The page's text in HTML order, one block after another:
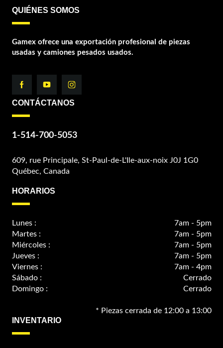
QUIÉNES SOMOS
Gamex ofrece una exportación profesional de piezas
usadas y camiones pesados usados.
CONTÁCTANOS
1-514-700-5053
609, rue Principale, St-Paul-de-L'Ile-aux-noix J0J 1G0
Québec, Canada
HORARIOS
Lunes :
7am - 5pm
Martes :
7am - 5pm
Miércoles :
7am - 5pm
Jueves :
7am - 5pm
Viernes :
7am - 4pm
Sábado :
Cerrado
Domingo :
Cerrado
* Piezas cerrada de 12:00 a 13:00
INVENTARIO